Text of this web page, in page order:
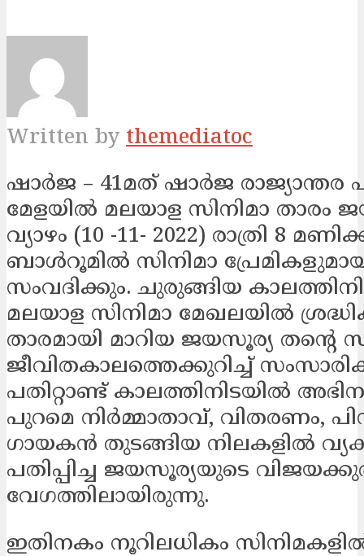
Written by themediatoc
ഷാര്‍ജ – 41മത് ഷാര്‍ജ
മേളയില്‍ മലയാള സിനിമാ താരം
വ്യാഴം (10 -11- 2022) രാത്രി 8
ബാള്‍റൂമില്‍ സിനിമാ
സംവദിക്കും. ചുരുങ്ങിയ
മലയാള സിനിമാ മേഖലയില്‍
താരമായി മാറിയ ജയസൂര്യ തന്റെ
ജീവിതകാലത്തെക്കുറിച്ച്
പതിറ്റാണ്ട് കാലത്തിനിടയില്‍
പുറമെ നിര്‍മ്മാതാവ്, വിതരണം,
ഗായകന്‍ തുടങ്ങിയ നിലകളില്‍
പതിപ്പിച്ച ജയസൂര്യയുടെ
വേഗത്തിലായിരുന്നു.
ഇതിനകം നൂറിലധികം